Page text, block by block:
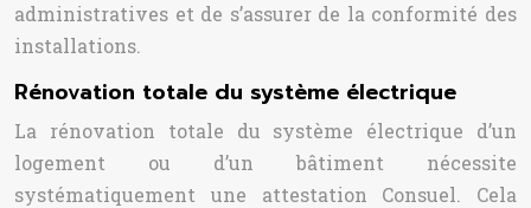
administratives et de s’assurer de la conformité des
installations.
Rénovation totale du système électrique
La rénovation totale du système électrique d’un
logement ou d’un bâtiment nécessite
systématiquement une attestation Consuel. Cela